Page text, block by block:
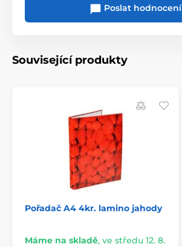
Poslat hodnocení
Související produkty
Pořadač A4 4kr. lamino jahody
Máme na skladě, ve středu 12. 8.